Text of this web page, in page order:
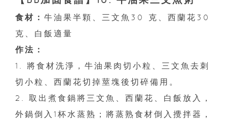
食材： 牛油果半顆、三文魚30 克、西蘭花30
克、白飯適量
作法：
1. 將食材洗淨，牛油果肉切小粒、三文魚去刺
切小粒、西蘭花切掉莖塊後切碎備用。
2. 取出煮食鍋將三文魚、西蘭花、白飯放入，
外鍋倒入1杯水蒸熟；將蒸熟食材倒入攪拌器，